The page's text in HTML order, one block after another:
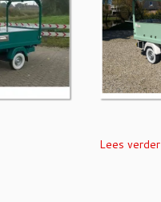
Lees verder